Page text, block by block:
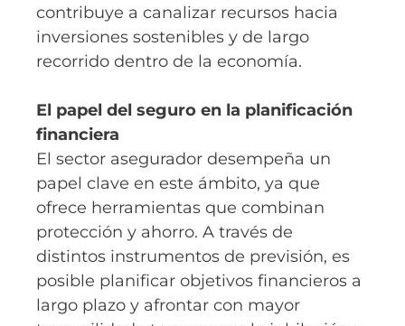
contribuye a canalizar recursos hacia
inversiones sostenibles y de largo
recorrido dentro de la economía.
El papel del seguro en la planificación
financiera
El sector asegurador desempeña un
papel clave en este ámbito, ya que
ofrece herramientas que combinan
protección y ahorro. A través de
distintos instrumentos de previsión, es
posible planificar objetivos financieros a
largo plazo y afrontar con mayor